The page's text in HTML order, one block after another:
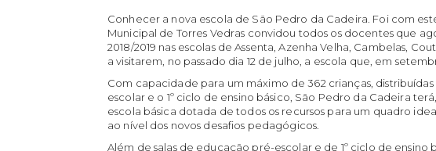
Conhecer a nova escola de São Pedro da Cadeira. Foi com
Municipal de Torres Vedras convidou todos os docentes que
2018/2019 nas escolas de Assenta, Azenha Velha, Cambelas,
a visitarem, no passado dia 12 de julho, a escola que, em
Com capacidade para um máximo de 362 crianças,
escolar e o 1º ciclo de ensino básico, São Pedro da Cadeira
escola básica dotada de todos os recursos para um quadro
ao nível dos novos desafios pedagógicos.
Além de salas de educação pré-escolar e de 1º ciclo de ensino